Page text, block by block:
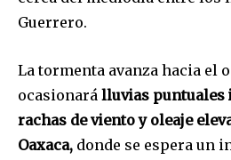
Guerrero.
La tormenta avanza hacia el
ocasionará lluvias puntuales
rachas de viento y oleaje
Oaxaca, donde se espera un